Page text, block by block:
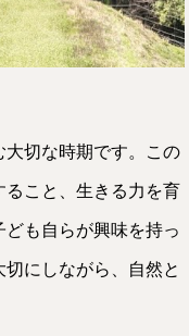
切な時期です。この
こと、生きる力を育
も自らが興味を持っ
にしながら、自然と